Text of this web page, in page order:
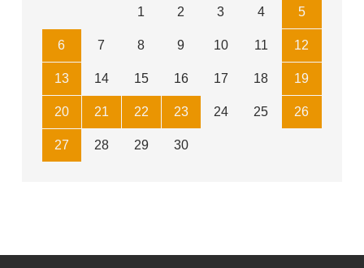
1 2 3 4 5
6 7 8 9 10 11 12
13 14 15 16 17 18 19
20 21 22 23 24 25 26
27 28 29 30